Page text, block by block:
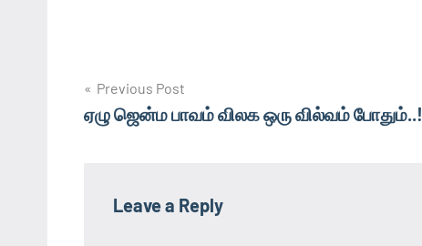
Post
navigation
Previous Post
ஏழு ஜென்ம பாவம் விலக ஒரு வில்வம் போதும்..!
Leave a Reply